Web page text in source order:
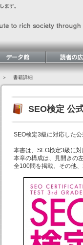
＞ 書籍詳細
SEO検定 公
SEO検定3級に対応した
本書は、SEO検定3級に
本章の構成は、見開きの
全100問を掲載。その他